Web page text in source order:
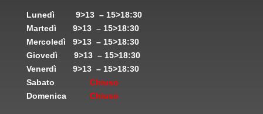
Lunedì 9>13 – 15>18:30
Martedì 9>13 – 15>18:30
Mercoledì 9>13 – 15>18:30
Giovedì 9>13 – 15>18:30
Venerdì 9>13 – 15>18:30
Sabato
Chiuso
Domenica
Chiuso